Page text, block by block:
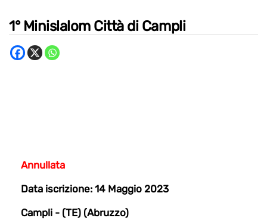
1° Minislalom Città di Campli
Annullata
Data iscrizione: 14 Maggio 2023
Campli - (TE) (Abruzzo)